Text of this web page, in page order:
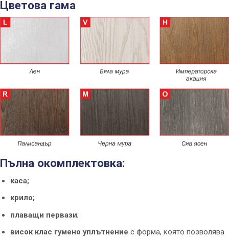
Цветова гама
Пълна окомплектовка:
каса;
крило;
плаващи первази;
висок клас гумено уплътнение с форма, която позволява